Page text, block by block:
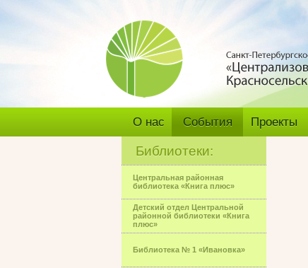
О нас События Проекты
Библиотеки:
Центральная районная
библиотека «Книга плюс»
Детский отдел Центральной
районной библиотеки «Книга
плюс»
Библиотека № 1 «Ивановка»